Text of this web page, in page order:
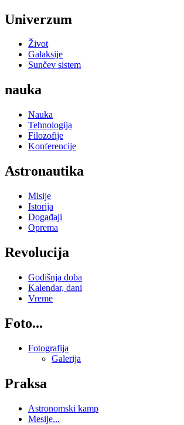
Univerzum
Život
Galaksije
Sunčev sistem
nauka
Nauka
Tehnologija
Filozofije
Konferencije
Astronautika
Misije
Istorija
Događaji
Oprema
Revolucija
Godišnja doba
Kalendar, dani
Vreme
Foto...
Fotografija
Galerija
Praksa
Astronomski kamp
Mesije...